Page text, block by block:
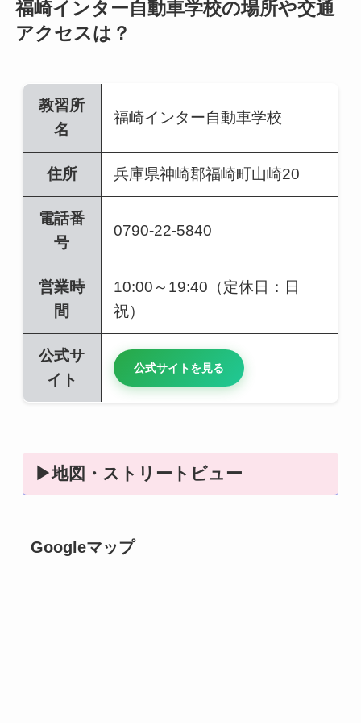
福崎インター自動車学校の場所や交通
アクセスは？
教習所
名
福崎インター自動車学校
住所 兵庫県神崎郡福崎町山崎20
電話番
号
0790-22-5840
営業時
間
10:00～19:40（定休日：日
祝）
公式サ
イト
公式サイトを見る
▶地図・ストリートビュー
Googleマップ